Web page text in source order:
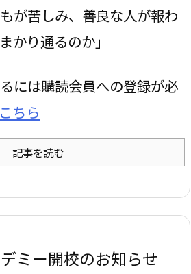
が苦しみ、善良な人が報わ
かり通るのか」
には購読会員への登録が必
ちら
記事を読む
ミー開校のお知らせ